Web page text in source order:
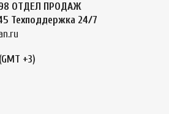
ОТДЕЛ ПРОДАЖ
Техподдержка 24/7
+3)